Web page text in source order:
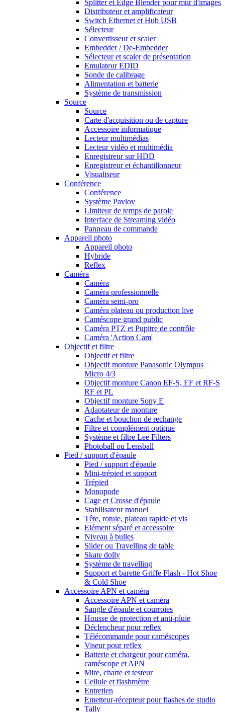
Splitter et Edge Blender pour mur d'images
Distributeur et amplificateur
Switch Ethernet et Hub USB
Sélecteur
Convertisseur et scaler
Embedder / De-Embedder
Sélecteur et scaler de présentation
Emulateur EDID
Sonde de calibrage
Alimentation et batterie
Système de transmission
Source
Source
Carte d'acquisition ou de capture
Accessoire informatique
Lecteur multimédias
Lecteur vidéo et multimédia
Enregistreur sur HDD
Enregistreur et échantillonneur
Visualiseur
Conférence
Conférence
Système Pavlov
Limiteur de temps de parole
Interface de Streaming vidéo
Panneau de commande
Appareil photo
Appareil photo
Hybride
Reflex
Caméra
Caméra
Caméra professionnelle
Caméra semi-pro
Caméra plateau ou production live
Caméscope grand public
Caméra PTZ et Pupitre de contrôle
Caméra 'Action Cam'
Objectif et filtre
Objectif et filtre
Objectif monture Panasonic Olympus
Micro 4/3
Objectif monture Canon EF-S, EF et RF-S
RF et PL
Objectif monture Sony E
Adaptateur de monture
Cache et bouchon de rechange
Filtre et complément optique
Système et filtre Lee Filters
Photoball ou Lensball
Pied / support d'épaule
Pied / support d'épaule
Mini-trépied et support
Trépied
Monopode
Cage et Crosse d'épaule
Stabilisateur manuel
Tête, rotule, plateau rapide et vis
Elément séparé et accessoire
Niveau à bulles
Slider ou Travelling de table
Skate dolly
Système de travelling
Support et barette Griffe Flash - Hot Shoe
& Cold Shoe
Accessoire APN et caméra
Accessoire APN et caméra
Sangle d'épaule et courroies
Housse de protection et anti-pluie
Déclencheur pour reflex
Télécommande pour caméscopes
Viseur pour reflex
Batterie et chargeur pour caméra,
caméscope et APN
Mire, charte et testeur
Cellule et flashmètre
Entretien
Emetteur-récepteur pour flashes de studio
Tally